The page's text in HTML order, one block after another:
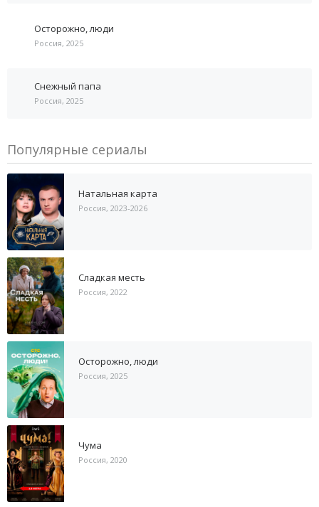
Осторожно, люди
Россия, 2025
Снежный папа
Россия, 2025
Популярные сериалы
Натальная карта
Россия, 2023-2026
Сладкая месть
Россия, 2022
Осторожно, люди
Россия, 2025
Чума
Россия, 2020